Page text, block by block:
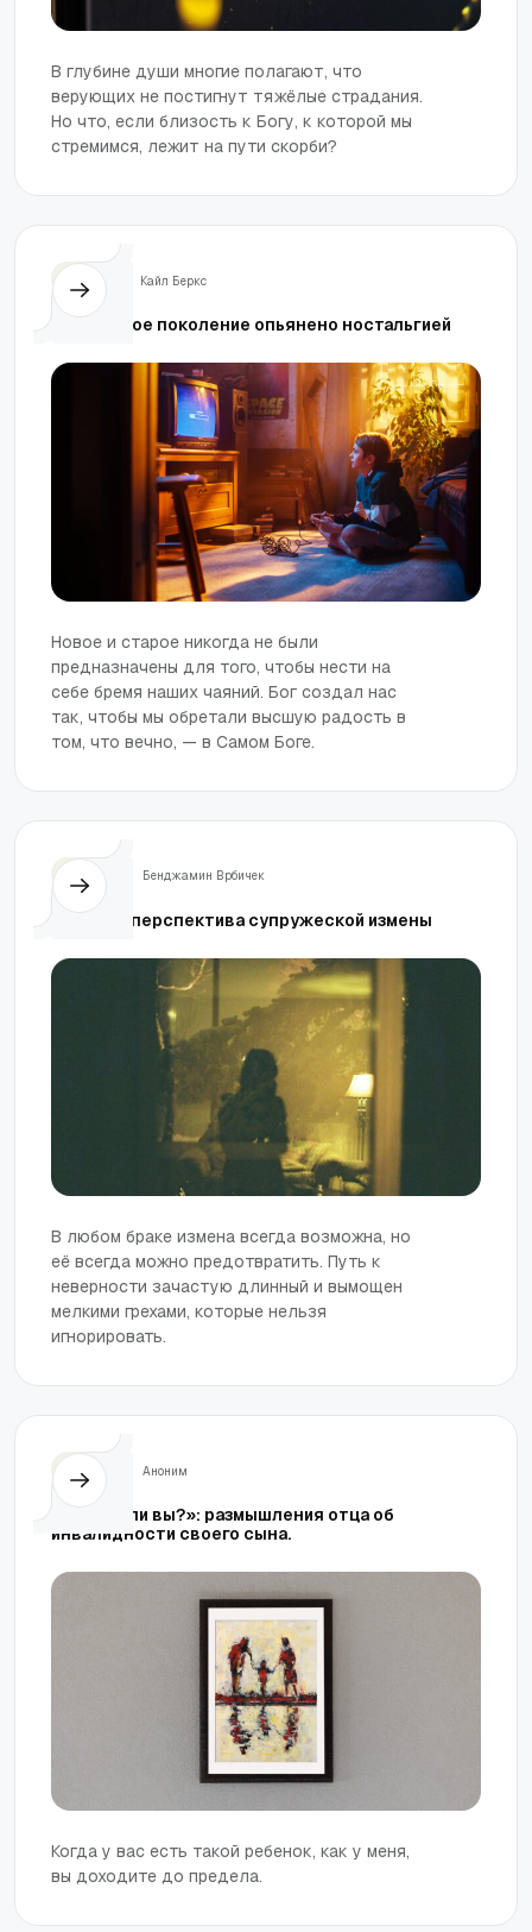
В глубине души многие полагают, что
верующих не постигнут тяжёлые страдания.
Но что, если близость к Богу, к которой мы
стремимся, лежит на пути скорби?
Кайл Беркс
Почему мое поколение опьянено ностальгией
Новое и старое никогда не были
предназначены для того, чтобы нести на
себе бремя наших чаяний. Бог создал нас
так, чтобы мы обретали высшую радость в
том, что вечно, — в Самом Боге.
Бенджамин Врбичек
Ужасная перспектива супружеской измены
В любом браке измена всегда возможна, но
её всегда можно предотвратить. Путь к
неверности зачастую длинный и вымощен
мелкими грехами, которые нельзя
игнорировать.
Аноним
«Видите ли вы?»: размышления отца об
инвалидности своего сына.
Когда у вас есть такой ребенок, как у меня,
вы доходите до предела.